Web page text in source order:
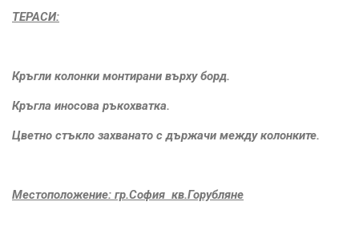
ТЕРАСИ:
Кръгли колонки монтирани върху борд.
Кръгла иносова ръкохватка.
Цветно стъкло захванато с държачи между колонките.
Местоположение: гр.София кв.Горубляне